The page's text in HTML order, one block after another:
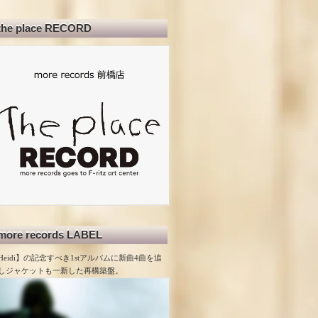
place RECORD
records LABEL
】の記念すべき1stアルバムに新曲4曲を追
ジャケットも一新した再構築盤。